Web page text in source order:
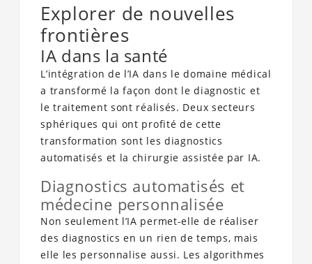
Explorer de nouvelles
frontières
IA dans la santé
L’intégration de l’IA dans le domaine médical
a transformé la façon dont le diagnostic et
le traitement sont réalisés. Deux secteurs
sphériques qui ont profité de cette
transformation sont les diagnostics
automatisés et la chirurgie assistée par IA.
Diagnostics automatisés et
médecine personnalisée
Non seulement l’IA permet-elle de réaliser
des diagnostics en un rien de temps, mais
elle les personnalise aussi. Les algorithmes